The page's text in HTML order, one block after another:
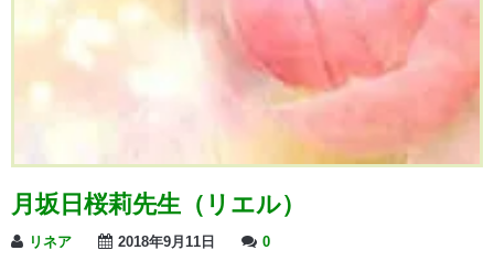
月坂日桜莉先生（リエル）
リネア 2018年9月11日 0